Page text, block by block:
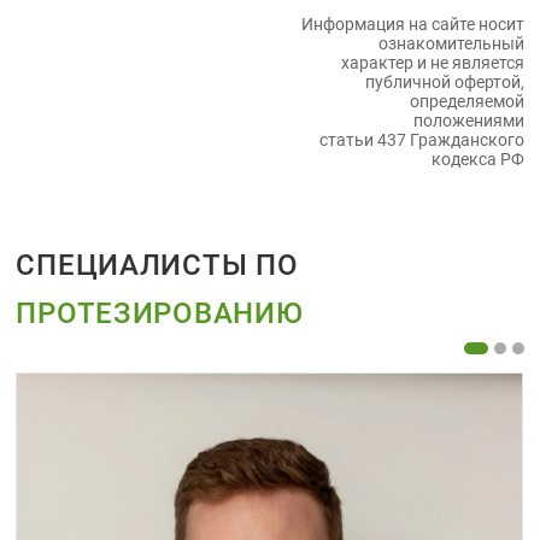
о бюгельных протезах. Мы поможем Вам
сделать правильный выбор и вернем
Информация на сайте носит
ознакомительный
характер и не является
публичной офертой,
определяемой
положениями
статьи 437 Гражданского
кодекса РФ
СПЕЦИАЛИСТЫ ПО
ПРОТЕЗИРОВАНИЮ